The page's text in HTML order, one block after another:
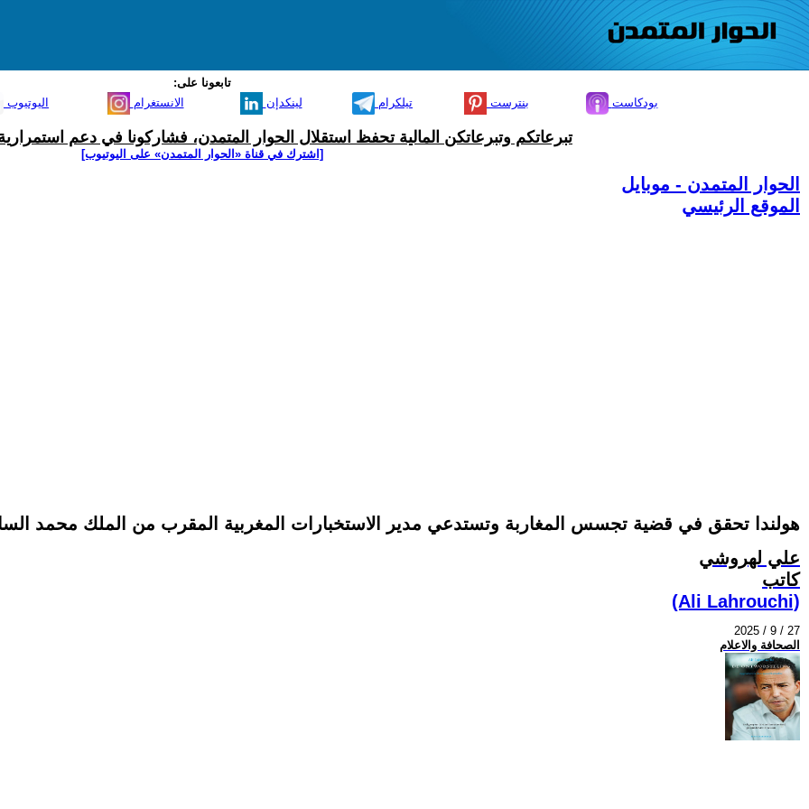
تابعونا على:
اليوتيوب
الانستغرام لينكدإن تيلكرام بنترست بودكاست
تبرعاتكم وتبرعاتكن المالية تحفظ استقلال الحوار المتمدن، فشاركونا في دعم
[اشترك في قناة ‫«الحوار المتمدن» على اليوتيوب]
الحوار المتمدن - موبايل
الموقع الرئيسي
هولندا تحقق في قضية تجسس المغاربة وتستدعي مدير الاستخبارات المغربية المقرب من الملك محمد
علي لهروشي
كاتب
(Ali Lahrouchi)
2025 / 9 / 27
الصحافة والاعلام